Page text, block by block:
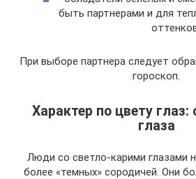
быть партнерами и для
При выборе партнера следует
гороскоп.
Характер по цвету глаз:
глаза
Люди со светло-карими глазами
более «темных» сородичей. Они